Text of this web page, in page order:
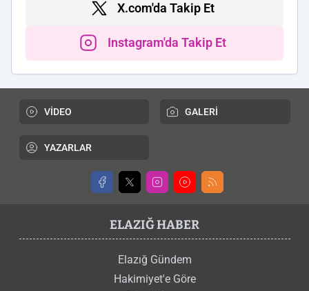
X.com'da Takip Et
Instagram'da Takip Et
VİDEO GALERİ
YAZARLAR
ELAZIĞ HABER
Elazığ Gündem
Hakimiyet'e Göre